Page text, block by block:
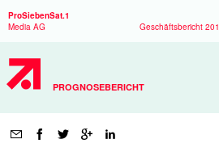
ProSiebenSat.1
Media AG
Geschäftsbericht
Suche
PROGNOSEBERICHT